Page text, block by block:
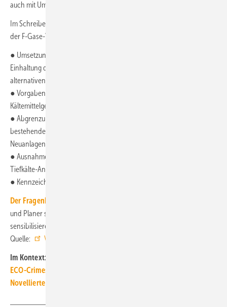
auch mit Umsetzung, Auslegung und Vollzug der F-Gase-Verordnung.
Im Schreiben an die BLAC unter anderem folgende offene Aspekte in
der F-Gase-Verordnung angesprochen:
● Umsetzung von Ausnahmeregelungen in der Praxis, wenn die
Einhaltung der Sicherheitsanforderungen keinen Einsatz von
alternativen Kältemitteln ermöglicht
● Vorgaben für Dichtheitskontrollen an Anlagen mit HFKW/HFO-
Kältemittelgemischen
● Abgrenzung von ggf. erlaubten Umbaumaßnahmen an
bestehenden Einrichtungen zu Inverkehr­bringungs­verboten von
Neuanlagen
● Ausnahmeregelungen für „in sich geschlossene Anlagen“ für
Tiefkälte-Anwendungen
● Kennzeichnung von Bestandsanlagen
Der Fragenkatalog
und Planer schon im Vorfeld für die noch offenen Aspekte zu
sensibilisieren. ■
Quelle:
VDKF
Im Kontext:
ECO-Crimes: Skrupelloser Schmuggel von HFKW-Kältemitteln
Novellierte F-Gase-Verordnung tritt am 11. März 2024 in Kraft